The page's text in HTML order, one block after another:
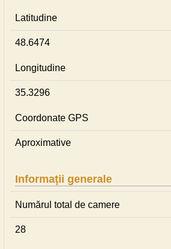
Latitudine
48.6474
Longitudine
35.3296
Coordonate GPS
Aproximative
Informaţii generale
Numărul total de camere
28